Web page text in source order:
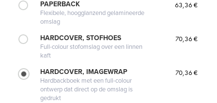
PAPERBACK
Flexibele, hoogglanzend gelamineerde
omslag
63,36 €
HARDCOVER, STOFHOES
Full-colour stofomslag over een linnen
kaft
70,36 €
HARDCOVER, IMAGEWRAP
Hardbackboek met een full-colour
ontwerp dat direct op de omslag is
gedrukt
70,36 €